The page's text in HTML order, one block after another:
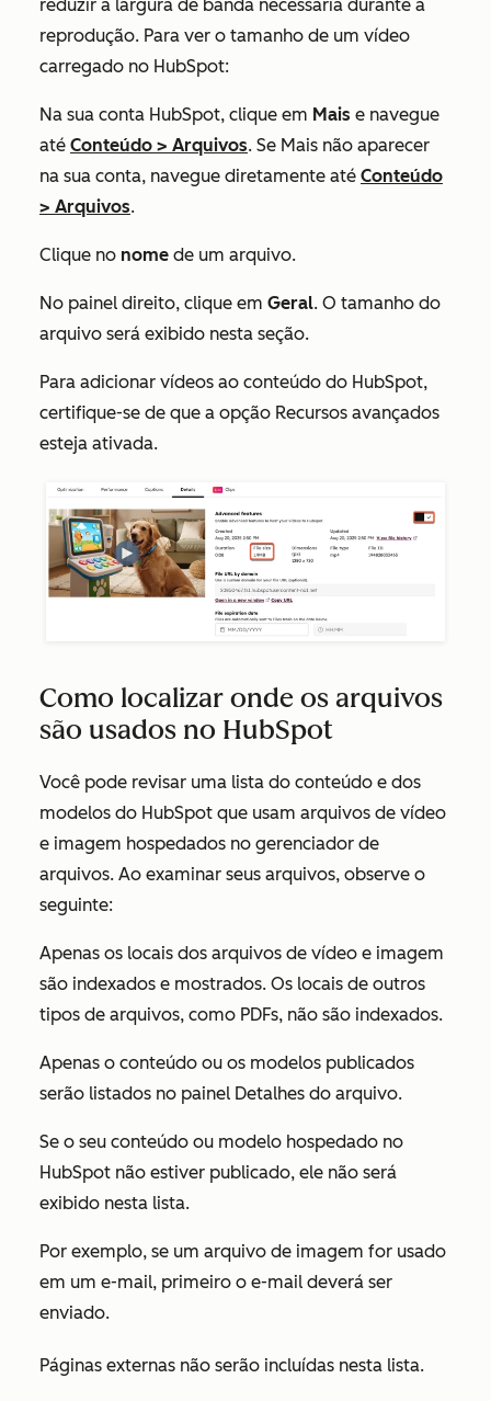
reduzir a largura de banda necessária durante a
reprodução. Para ver o tamanho de um vídeo
carregado no HubSpot:
Na sua conta HubSpot, clique em Mais e navegue
até Conteúdo > Arquivos. Se Mais não aparecer
na sua conta, navegue diretamente até Conteúdo
> Arquivos.
Clique no nome de um arquivo.
No painel direito, clique em Geral. O tamanho do
arquivo será exibido nesta seção.
Para adicionar vídeos ao conteúdo do HubSpot,
certifique-se de que a opção Recursos avançados
esteja ativada.
Como localizar onde os arquivos
são usados no HubSpot
Você pode revisar uma lista do conteúdo e dos
modelos do HubSpot que usam arquivos de vídeo
e imagem hospedados no gerenciador de
arquivos. Ao examinar seus arquivos, observe o
seguinte:
Apenas os locais dos arquivos de vídeo e imagem
são indexados e mostrados. Os locais de outros
tipos de arquivos, como PDFs, não são indexados.
Apenas o conteúdo ou os modelos publicados
serão listados no painel Detalhes do arquivo.
Se o seu conteúdo ou modelo hospedado no
HubSpot não estiver publicado, ele não será
exibido nesta lista.
Por exemplo, se um arquivo de imagem for usado
em um e-mail, primeiro o e-mail deverá ser
enviado.
Páginas externas não serão incluídas nesta lista.